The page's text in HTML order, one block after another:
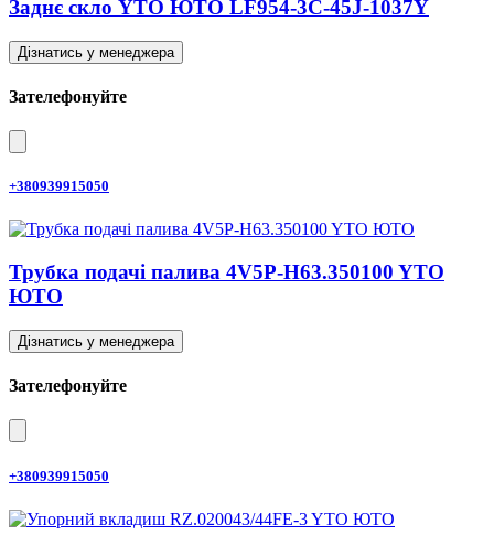
Заднє скло YTO ЮТО LF954-3C-45J-1037Y
Дізнатись у менеджера
Зателефонуйте
+380939915050
Трубка подачі палива 4V5P-H63.350100 YTO
ЮТО
Дізнатись у менеджера
Зателефонуйте
+380939915050